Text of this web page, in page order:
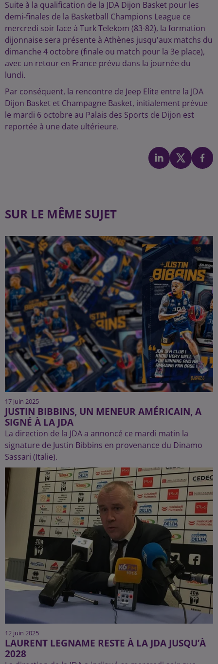
Suite à la qualification de la JDA Dijon Basket pour les
demi-finales de la Basketball Champions League ce
mercredi soir face à Turk Telekom (83-82), la formation
dijonnaise sera présente à Athènes jusqu'aux matchs du
dimanche 4 octobre (finale ou match pour la 3e place),
avec un retour en France prévu dans la journée du
lundi.
Par conséquent, la rencontre de Jeep Elite entre la JDA
Dijon Basket et Champagne Basket, initialement prévue
le mardi 6 octobre au Palais des Sports de Dijon est
reportée à une date ultérieure.
SUR LE MÊME SUJET
17 juin 2025
JUSTIN BIBBINS, UN MENEUR AMÉRICAIN, A
SIGNÉ À LA JDA
La direction de la JDA a annoncé ce mardi matin la
signature de Justin Bibbins en provenance du Dinamo
Sassari (Italie).
12 juin 2025
LAURENT LEGNAME RESTE À LA JDA JUSQU’À
2028